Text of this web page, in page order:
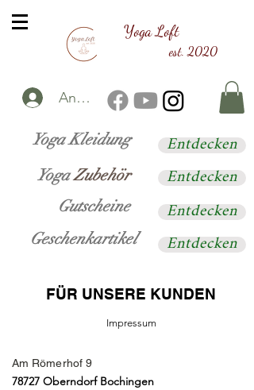
est. 2020
Yoga Loft
Anmelden
Yoga Kleidung
YogaZubehör
Gutscheine
Geschenkartikel
Entdecken
Entdecken
Entdecken
Entdecken
FÜR UNSERE KUNDEN
Impressum
Am Römerhof 9
78727 Oberndorf Bochingen